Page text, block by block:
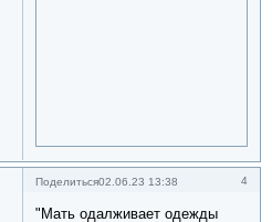
Поделиться 4
02.06.23 13:38
"Мать одалживает одежды